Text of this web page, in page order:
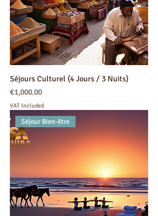
Séjours Culturel (4 Jours / 3 Nuits)
Price
€1,000.00
VAT Included
Séjour Bien-être